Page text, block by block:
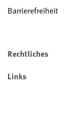
Barrierefreiheit
Rechtliches
Links